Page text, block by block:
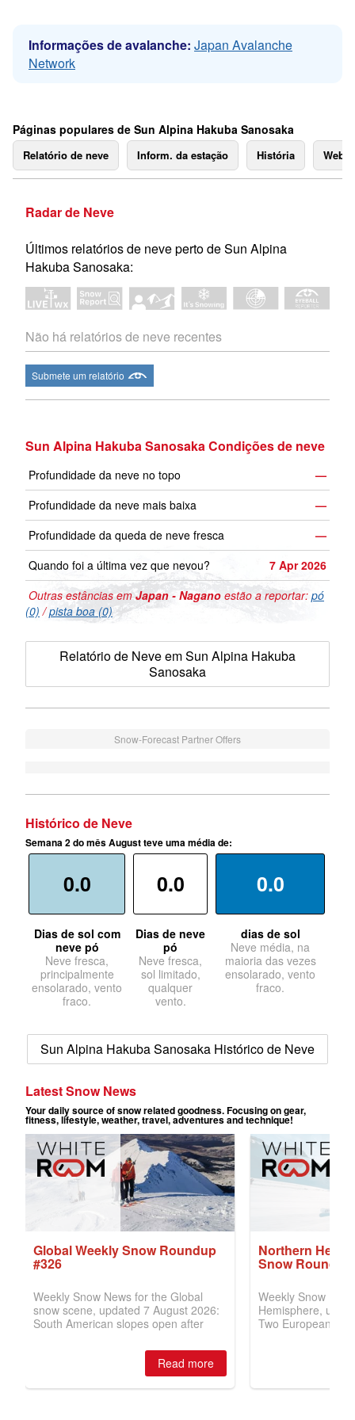
Informações de avalanche: Japan Avalanche
Network
Páginas populares de Sun Alpina Hakuba Sanosaka
Relatório de neve Inform. da estação História
Radar de Neve
Últimos relatórios de neve perto de Sun Alpina
Hakuba Sanosaka:
Não há relatórios de neve recentes
Submete um relatório
Sun Alpina Hakuba Sanosaka Condições de neve
Profundidade da neve no topo
—
Profundidade da neve mais baixa
—
Profundidade da queda de neve fresca
—
Quando foi a última vez que nevou?
7 Apr 2026
Outras estâncias emJapan - Nagano estão a reportar: pó
(0) /pista boa (0)
Relatório de Neve em Sun Alpina Hakuba
Sanosaka
Snow-Forecast Partner Offers
Histórico de Neve
Semana 2 do mês August teve uma média de:
0.0
Dias de sol com
neve pó
Neve fresca,
principalmente
ensolarado, vento
fraco.
0.0
Dias de neve
pó
Neve fresca,
sol limitado,
qualquer
vento.
0.0
dias de sol
Neve média, na
maioria das vezes
ensolarado, vento
fraco.
Sun Alpina Hakuba Sanosaka Histórico de Neve